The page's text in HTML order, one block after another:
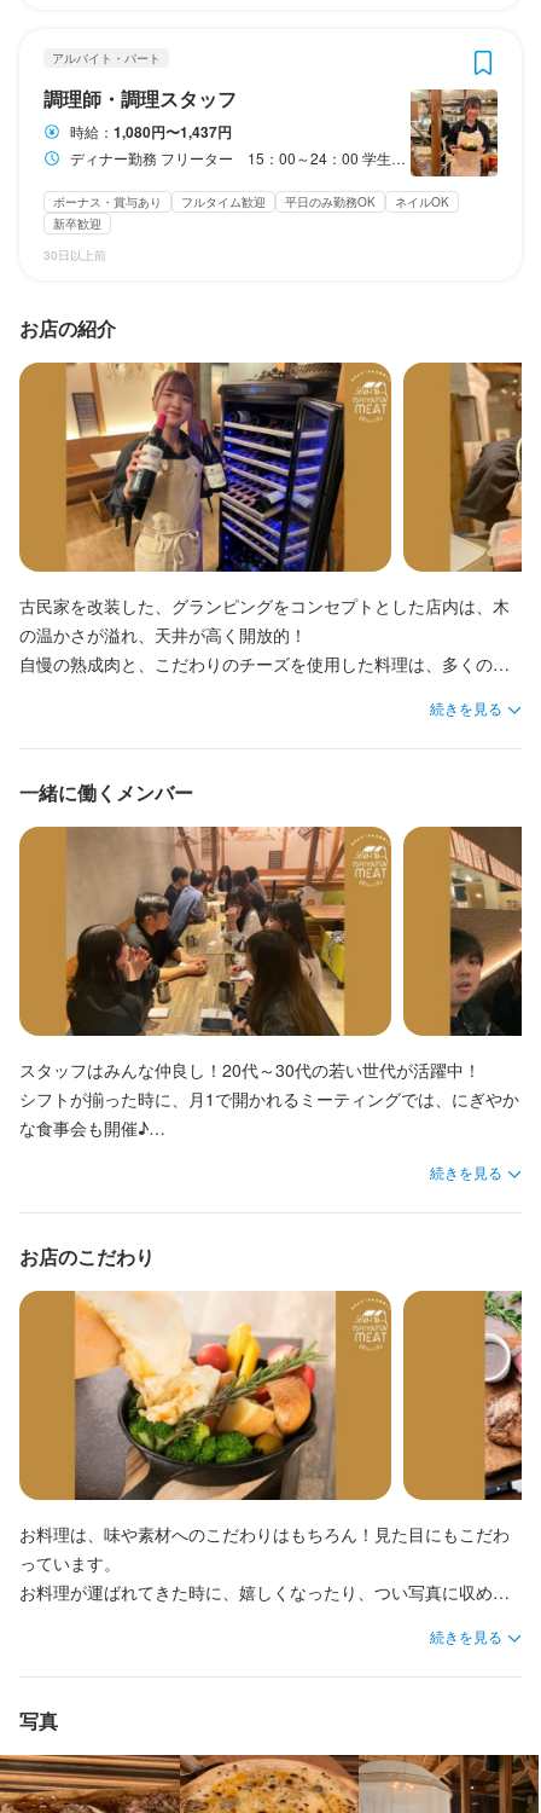
アルバイト・パート
調理師・調理スタッフ
時給： 1,080円〜1,437円
ディナー勤務 フリーター 15：00～24：00 学生 17：00～23：00 ランチ勤務 9：00～14：30
ボーナス・賞与あり フルタイム歓迎 平日のみ勤務OK
ネイルOK
新卒歓迎
30日以上前
お店の紹介
古民家を改装した、グランピングをコンセプトとした店内は、木
の温かさが溢れ、天井が高く開放的！
自慢の熟成肉と、こだわりのチーズを使用した料理は、多くのお
私たちと一緒に、お客様の大切な時間を作ってみませんか？
続きを見る
一緒に働くメンバー
スタッフはみんな仲良し！20代～30代の若い世代が活躍中！
シフトが揃った時に、月1で開かれるミーティングでは、にぎやか
な食事会も開催♪
いたアイディアも出し合える、アットホームな環境です！
続きを見る
お店のこだわり
お料理は、味や素材へのこだわりはもちろん！見た目にもこだわ
っています。
お料理が運ばれてきた時に、嬉しくなったり、つい写真に収めた
調理スキル、接客スキル、盛り付けスキルなど、様々な知識と経
験を身に付ける事ができます♪
続きを見る
写真
待遇
◆個性を尊重！オシャレ自由♪
◆社会保険完備（雇用・労災・健康・厚生年金）
◆自己負担なしでまかない／食事補助あり
◆年１回健康診断
◆昇給あり（業績連動）
◆外部研修※県外への飲食店巡りなど
まかない・食事補助あり 社会保険完備 制服貸与
研修制度あり
社内イベントあり(旅行、BBQ等)
独立支援制度あり 独立実績あり
車通勤OK
バイク通勤OK
髪型自由 服装自由 ネイルOK ピアスOK
特徴
学歴不問 未経験者歓迎 独立希望者歓迎 新卒歓迎
第二新卒歓迎
ブランクOK
駅チカ(徒歩5分以内) 個人経営(2店舗以内)
スタッフの平均年齢20代
応募者全員と面接
料理が名物の古民家バル「ISHIYAMAMEATMARCHE」にて、正社
員従業員を募集します。
当社は、〈働くスタッフさんの魅力を活かしたお店創り〉を強み
に、石山エリアで3店舗を展開しており、今後の事業成長に伴い、
地域に根付く人気店を一緒に創っていくメンバーを探していま
(1) 未経験OK◎飲食デビューを応援！
(2) 休み充実◎最大で月12日休みもOK！
(3) 高収入を実現◎月給30万円以上も可！
・ホール業務全般
・アルバイトスタッフの育成
・キッチンスタッフのサポート
・店舗イベント企画 etc…
《お人柄重視◎飲食未経験者も大歓迎》
しっかり研修を行うので、完全未経験でも大丈夫！1つ1つ、覚え
て頂ければ良いので、安心して飲食業界デビューが叶います！未
経験の方でも、あなたの個性を色んな形で活かせるチャンスが溢
《経験者優遇あり◎即戦力として活躍OK》
飲食経験者の方も大歓迎！今までの経験を活かせるお仕事をお任
10代〜40代前半を中心とした個性豊かなメンバーが活躍中です！
役職・年齢・経験・実績にこだわらず、お互い助け合って一丸と
なり繁盛店を創り上げています！
とにかく会社/店舗の雰囲気の良さに自信があります！従業員同士
待遇
◆個性を尊重！オシャレ自由♪
◆社会保険完備（雇用・労災・健康・厚生年金）
◆自己負担なしでまかない／食事補助あり
◆年１回健康診断
◆昇給あり（業績連動）
◆外部研修※県外への飲食店巡りなど
まかない・食事補助あり 社会保険完備 制服貸与
研修制度あり
社内イベントあり(旅行、BBQ等)
独立支援制度あり 独立実績あり
車通勤OK
バイク通勤OK
髪型自由 服装自由 ネイルOK ピアスOK
特徴
学歴不問 未経験者歓迎 独立希望者歓迎 新卒歓迎
第二新卒歓迎
ブランクOK
駅チカ(徒歩5分以内) 個人経営(2店舗以内)
スタッフの平均年齢20代
応募者全員と面接
料理が名物の古民家バル「ISHIYAMAMEATMARCHE」にて、正社
員従業員を募集します。
当社は、〈働くスタッフさんの魅力を活かしたお店創り〉を強み
に、石山エリアで3店舗を展開しており、今後の事業成長に伴い、
地域に根付く人気店を一緒に創っていくメンバーを探していま
(1) 未経験OK◎飲食デビューを応援！
(2) 休み充実◎最大で月12日休みもOK！
(3) 高収入を実現◎月給30万円以上も可！
・ホール業務全般
・アルバイトスタッフの育成
・キッチンスタッフのサポート
・店舗イベント企画 etc…
《お人柄重視◎飲食未経験者も大歓迎》
しっかり研修を行うので、完全未経験でも大丈夫！1つ1つ、覚え
て頂ければ良いので、安心して飲食業界デビューが叶います！未
経験の方でも、あなたの個性を色んな形で活かせるチャンスが溢
《経験者優遇あり◎即戦力として活躍OK》
飲食経験者の方も大歓迎！今までの経験を活かせるお仕事をお任
10代〜40代前半を中心とした個性豊かなメンバーが活躍中です！
役職・年齢・経験・実績にこだわらず、お互い助け合って一丸と
なり繁盛店を創り上げています！
とにかく会社/店舗の雰囲気の良さに自信があります！従業員同士
特徴
学歴不問 未経験者歓迎 独立希望者歓迎
第二新卒歓迎
Uターン・Iターン歓迎
フリーター歓迎 高校生歓迎
留学生歓迎
主婦・主夫歓迎
女性活躍中 ブランクOK
駅チカ(徒歩5分以内)
スタッフの平均年齢20代
面接1回 即日勤務OK
＼＼オシャレ自由◎スタッフが仲のいいお店／／
JR石山駅・京阪石山駅からスグ！古民家を改装したお洒落なバル
「ISHIYAMAMEATMARCHE」の接客・ホールスタッフ(アルバイ
ト)を募集します。
現役高校生も活躍中！
✦・┈┈┈┈┈┈┈┈ ・✦
飲食店は忙しい時があるから大変...
だけど、やっぱり楽しい！！
お客様からの"ありがとう"は本当に嬉しいんです♪
毎日スタッフの笑顔が絶えない。そんなお店です♪
✦・┈┈┈┈┈┈┈┈ ・✦
【具体的な仕事内容】
・料理・ドリンクの提供
・キッチンスタッフのサポート　etc...
《初バイト・ブランクある方も大歓迎》
基本のお仕事は上記の4点だけ！入社時は先輩スタッフが丁寧にお
教えしますので、バイトデビューの方・ブランクある方も安心し
てくださいね♪
《石山駅スグ◎車通勤・バイク通勤もOK♪》
大津市内／石山駅から徒歩3分。駅近の店舗ですが駐車場もご用意
できますので、車通勤・バイク通勤希望の方も通いやすさ抜群で
す♪
＼＼本求人のポイント／／
(2) 初バイト歓迎！現在初バイトから２年以上勤務のスタッフも活
躍中
(3) 時給1080円以上＋交通費は全額支給♪
(4)バイトでも月１万円以上のボーナス支給もあり
(5) 週2日、1日3h～ OK！都合に合わせて働ける♪
この仕事のおすすめポイント
＼＼オシャレ自由！とにかく楽しい職場です／／
髪色・髪型・(ネイルは常識の範囲内)など全て自由♪
楽しく働ける環境をご用意しています♪
し！煩わしい人間関係などはありません♪困った時はスタッフ皆ん
なでサポートし合いながらお店の運営をしています★
◆年末年始特別休暇
平日のみ勤務OK(土日休み)
待遇
◆髪型・髪色自由（常識の範囲内）
◆ネイル自由（常識の範囲内）
◆美味しいまかないあり♪
◆WワークOK！掛け持ち大歓迎♪
まかない・食事補助あり 社会保険完備 制服貸与
研修制度あり
社内イベントあり(旅行、BBQ等)
社員登用制度あり
独立支援制度あり
独立実績あり
車通勤OK バイク通勤OK 髪型自由 服装自由
ひげOK
ネイルOK
ピアスOK
特徴
未経験者歓迎 独立希望者歓迎 新卒歓迎
第二新卒歓迎
主婦・主夫歓迎
女性活躍中 ブランクOK
駅チカ(徒歩5分以内)
スタッフの平均年齢20代
面接1回 即日勤務OK
＼＼オシャレ自由◎スタッフが仲のいいお店／／
JR石山駅・京阪石山駅からスグ！古民家を改装したお洒落なバル
「ISHIYAMAMEATMARCHE」
の接客・ホールスタッフ・調理(フリーターアルバイト)を募集しま
現役高校生も活躍中！
✦・┈┈┈┈┈┈┈┈ ・✦
飲食店は忙しい時があるから大変...
だけど、やっぱり楽しい！！
お客様からの"ありがとう"は本当に嬉しいんです♪
毎日スタッフの笑顔が絶えない。そんなお店です♪
✦・┈┈┈┈┈┈┈┈ ・✦
【具体的な仕事内容】
・料理・ドリンクの提供
・調理・在庫管理・発注
・企画　etc...
《石山駅スグ◎車通勤・バイク通勤もOK♪》
大津市内／石山駅から徒歩3分。駅近の店舗ですが駐車場もご用意
できますので、車通勤・バイク通勤希望の方も通いやすさ抜群で
＼＼本求人のポイント／／
(1)正社員よりまずはバイトで仕事経験したい
(2)自分の時間もしっかり確保しながら仕事したい
(3) 未経験歓迎♪
(4) 初バイト歓迎！現在初バイトから２年以上勤務のスタッフも活
(6)バイトでも月１万円以上のボーナス支給もあり
(7) 週5日以上、ガッツリ稼ぎたい方も大歓迎♪
◆年末年始特別休暇
平日のみ勤務OK(土日休み)
待遇
◆髪型・髪色自由（常識の範囲内）
◆ネイル自由（常識の範囲内）
◆美味しいまかないあり♪
◆WワークOK！掛け持ち大歓迎♪
まかない・食事補助あり 社会保険完備 制服貸与
研修制度あり
社内イベントあり(旅行、BBQ等)
社員登用制度あり
独立支援制度あり
独立実績あり
車通勤OK バイク通勤OK 髪型自由 服装自由
ひげOK
ネイルOK
ピアスOK
特徴
未経験者歓迎 独立希望者歓迎 新卒歓迎
第二新卒歓迎
主婦・主夫歓迎
女性活躍中 ブランクOK
駅チカ(徒歩5分以内)
スタッフの平均年齢20代
面接1回 即日勤務OK
＼＼オシャレ自由◎スタッフが仲のいいお店／／
JR石山駅・京阪石山駅からスグ！古民家を改装したお洒落なバル
「ISHIYAMAMEATMARCHE」
の接客・ホールスタッフ・調理(フリーターアルバイト)を募集しま
現役高校生も活躍中！
✦・┈┈┈┈┈┈┈┈ ・✦
飲食店は忙しい時があるから大変...
だけど、やっぱり楽しい！！
お客様からの"ありがとう"は本当に嬉しいんです♪
毎日スタッフの笑顔が絶えない。そんなお店です♪
✦・┈┈┈┈┈┈┈┈ ・✦
【具体的な仕事内容】
・料理・ドリンクの提供
・調理・在庫管理・発注
・企画　etc...
《石山駅スグ◎車通勤・バイク通勤もOK♪》
大津市内／石山駅から徒歩3分。駅近の店舗ですが駐車場もご用意
できますので、車通勤・バイク通勤希望の方も通いやすさ抜群で
＼＼本求人のポイント／／
(1)正社員よりまずはバイトで仕事経験したい
(2)自分の時間もしっかり確保しながら仕事したい
(3) 未経験歓迎♪
(4) 初バイト歓迎！現在初バイトから２年以上勤務のスタッフも活
(6)バイトでも月１万円以上のボーナス支給もあり
(7) 週5日以上、ガッツリ稼ぎたい方も大歓迎♪
特徴
学歴不問 未経験者歓迎 独立希望者歓迎
第二新卒歓迎
Uターン・Iターン歓迎
フリーター歓迎 高校生歓迎
留学生歓迎
主婦・主夫歓迎
女性活躍中 ブランクOK
駅チカ(徒歩5分以内)
スタッフの平均年齢20代
面接1回 即日勤務OK
＼＼オシャレ自由◎超アットホームなお店／／
JR石山駅・京阪石山駅からスグ！古民家を改装したお洒落なバル
「ISHIYAMAMEATMARCHE」の接客・ホールスタッフ(アルバイ
ト)を募集します。
現役高校生も活躍中！
✦・┈┈┈┈┈┈┈┈ ・✦
飲食店は忙しい時があるから大変...
だけど、やっぱり楽しい！！
お客様からの"ありがとう"は本当に嬉しいんです♪
毎日スタッフの笑顔が絶えない。そんなお店です♪
✦・┈┈┈┈┈┈┈┈ ・✦
【具体的な仕事内容】
・料理・ドリンクの提供
・キッチンスタッフのサポート　etc...
《初バイト・ブランクある方も大歓迎》
基本のお仕事は上記の4点だけ！入社時は先輩スタッフが丁寧にお
教えしますので、バイトデビューの方・ブランクある方も安心し
てくださいね♪
《石山駅スグ◎車通勤・バイク通勤もOK♪》
大津市内／石山駅から徒歩3分。駅近の店舗ですが駐車場もご用意
できますので、車通勤・バイク通勤希望の方も通いやすさ抜群で
す♪
＼＼本求人のポイント／／
(2) 初バイト歓迎！現在初バイトから２年以上勤務のスタッフも活
躍中
(3) 時給1080円以上＋交通費は全額支給♪
(4)バイトでも月１万円以上のボーナス支給もあり
(5) 週2日、1日3h～ OK！都合に合わせて働ける♪
この仕事のおすすめポイント
＼＼オシャレ自由！とにかく楽しい職場です／／
髪色・髪型・(ネイルは常識の範囲内)など全て自由♪
楽しく働ける環境をご用意しています♪
し！煩わしい人間関係などはありません♪困った時はスタッフ皆ん
なでサポートし合いながらお店の運営をしています★